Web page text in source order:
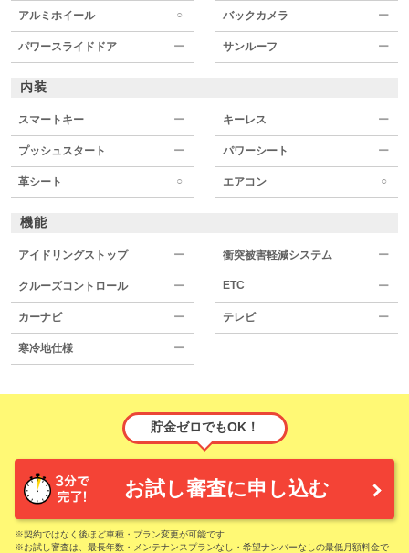
アルミホイール ○ バックカメラ ー
パワースライドドア ー サンルーフ ー
内装
スマートキー ー キーレス ー
プッシュスタート ー パワーシート ー
革シート ○ エアコン ○
機能
アイドリングストップ ー 衝突被害軽減システム ー
クルーズコントロール ー ETC ー
カーナビ ー テレビ ー
寒冷地仕様 ー
貯金ゼロでもOK！
お試し審査に申し込む
※契約ではなく後ほど車種・プラン変更が可能です
※お試し審査は、最長年数・メンテナンスプランなし・希望ナンバーなしの最低月額料金で